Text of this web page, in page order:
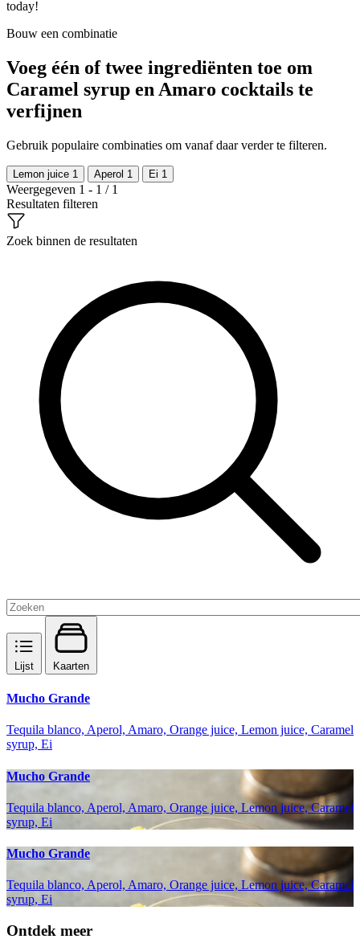
today!
Bouw een combinatie
Voeg één of twee ingrediënten toe om
Caramel syrup en Amaro cocktails te
verfijnen
Gebruik populaire combinaties om vanaf daar verder te filteren.
Lemon juice 1 Aperol 1 Ei 1
Weergegeven 1 - 1 / 1
Resultaten filteren
Zoek binnen de resultaten
Lijst Kaarten
Mucho Grande
Tequila blanco, Aperol, Amaro, Orange juice, Lemon juice, Caramel
syrup, Ei
Mucho Grande
Tequila blanco, Aperol, Amaro, Orange juice, Lemon juice, Caramel
syrup, Ei
Mucho Grande
Tequila blanco, Aperol, Amaro, Orange juice, Lemon juice, Caramel
syrup, Ei
Ontdek meer